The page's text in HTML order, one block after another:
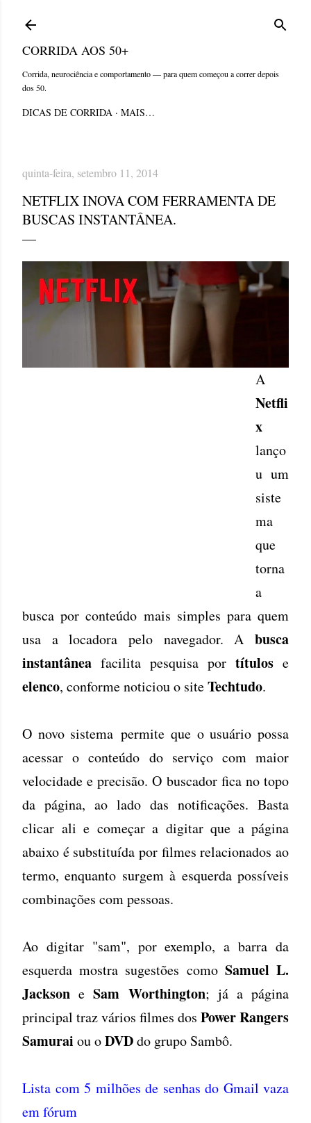
CORRIDA AOS 50+
Corrida, neurociência e comportamento — para quem começou a correr depois
dos 50.
DICAS DE CORRIDA MAIS…
quinta-feira, setembro 11, 2014
NETFLIX INOVA COM FERRAMENTA DE
BUSCAS INSTANTÂNEA.
A
Netfli
x
lanço
u um
siste
ma
que
torna
a
busca por conteúdo mais simples para quem
usa a locadora pelo navegador. A busca
instantânea facilita pesquisa por títulos e
elenco, conforme noticiou o siteTechtudo.
O novo sistema permite que o usuário possa
acessar o conteúdo do serviço com maior
velocidade e precisão. O buscador fica no topo
da página, ao lado das notificações. Basta
clicar ali e começar a digitar que a página
abaixo é substituída por filmes relacionados ao
termo, enquanto surgem à esquerda possíveis
combinações com pessoas.
Ao digitar "sam", por exemplo, a barra da
esquerda mostra sugestões como Samuel L.
Jackson eSam Worthington; já a página
principal traz vários filmes dos Power Rangers
Samurai ou oDVDdo grupo Sambô.
Lista com 5 milhões de senhas do Gmail vaza
em fórum